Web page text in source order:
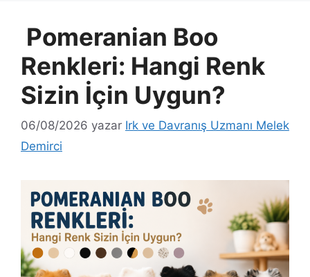
Pomeranian Boo
Renkleri: Hangi Renk
Sizin İçin Uygun?
06/08/2026 yazar Irk ve Davranış Uzmanı Melek
Demirci